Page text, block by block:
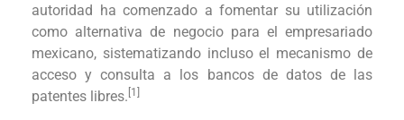
autoridad ha comenzado a fomentar su utilización
como alternativa de negocio para el empresariado
mexicano, sistematizando incluso el mecanismo de
acceso y consulta a los bancos de datos de las
patentes libres. [1]